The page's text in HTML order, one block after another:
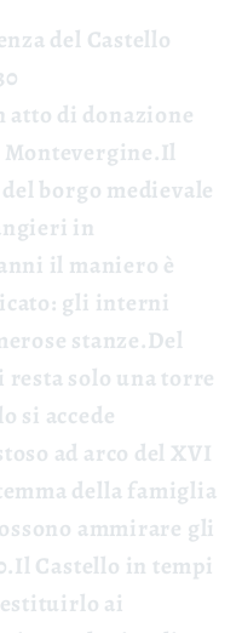
del Castello
atto di donazione
Il
borgo medievale
in
il maniero è
gli interni
stanze.Del
solo una torre
si accede
ad arco del XVI
della famiglia
ammirare gli
Il Castello in tempi
ai